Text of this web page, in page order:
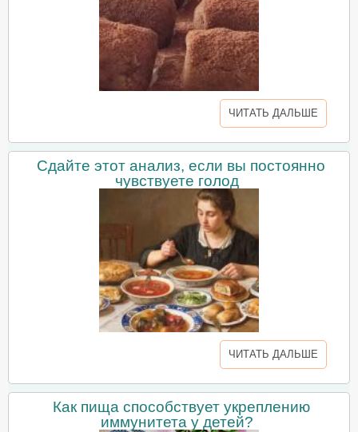
ЧИТАТЬ ДАЛЬШЕ
Сдайте этот анализ, если вы постоянно
чувствуете голод
ЧИТАТЬ ДАЛЬШЕ
Как пища способствует укреплению
иммунитета у детей?